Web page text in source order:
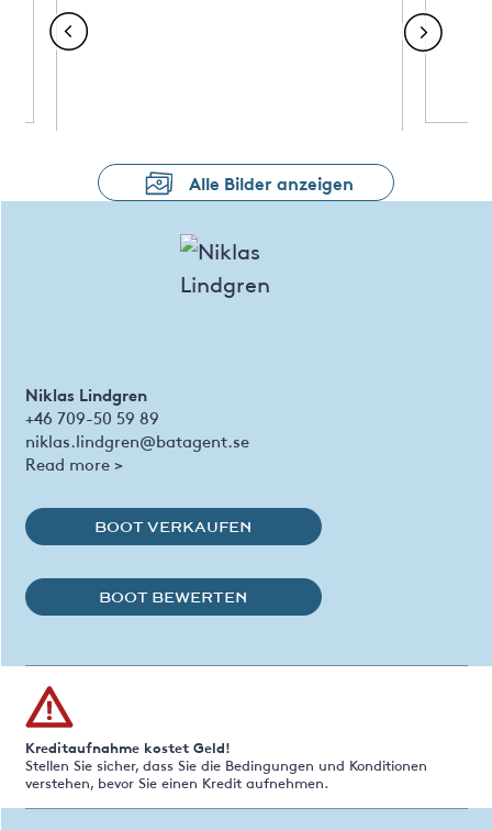
Alle Bilder anzeigen
Niklas Lindgren
+46 709-50 59 89
niklas.lindgren@batagent.se
Read more >
BOOT VERKAUFEN
BOOT BEWERTEN
Kreditaufnahme kostet Geld!
Stellen Sie sicher, dass Sie die Bedingungen und Konditionen
verstehen, bevor Sie einen Kredit aufnehmen.